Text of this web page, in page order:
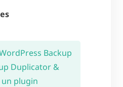
Backup
Duplicator &
plugin